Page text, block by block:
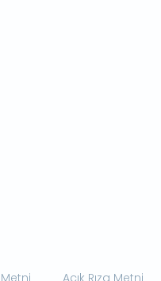
Açık Rıza Metni